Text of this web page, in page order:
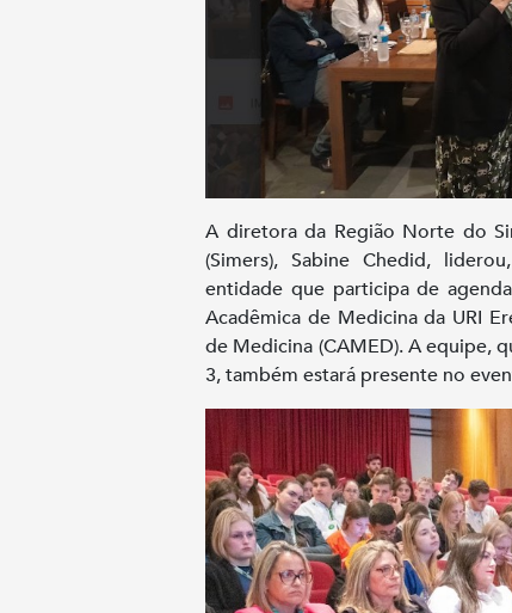
A diretora da Região Norte do
(Simers), Sabine Chedid,
entidade que participa de
Acadêmica de Medicina da URI
de Medicina (CAMED). A equipe,
3, também estará presente no